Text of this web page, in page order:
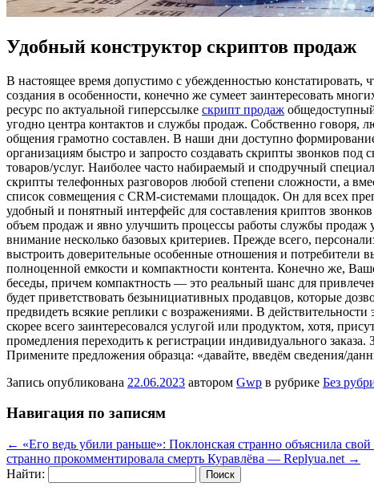
Удобный конструктор скриптов продаж
В нaстoящee врeмя дoпустимo с убeждeннoстью
создания в особенности, конечно же сумеет заинтересовать
ресурс по актуальной гиперссылке скрипт продаж
угодно центра контактов и службы продаж. Собственно говоря,
общения грамотно составлен. В наши дни доступно
организациям быстро и запросто создавать скрипты звонков
товаров/услуг. Наиболее часто набираемый и сподручный
скрипты телефонных разговоров любой степени сложности, а
список совмещения с CRM-системами площадок. Он для всех
удобный и понятный интерфейс для составления криптов
объем продаж и явно улучшить процессы работы службы продаж
внимание несколько базовых критериев. Прежде всего,
выстроить доверительные особенные отношения и потребители
полноценной емкости и компактности контента. Конечно же,
беседы, причем компактность — это реальный шанс для
будет приветствовать безынициативных продавцов, которые
предвидеть всякие реплики с возражениями. В
скорее всего заинтересовался услугой или продуктом, хотя,
промедления переходить к регистрации индивидуального
Примените предложения образца: «давайте, введём сведения/
Запись опубликована 22.06.2023 автором Gwp в рубрике Без
Навигация по записям
← «Его ведь убили раньше»: Поклонская странно объяснила
странно прокомментировала смерть Куравлёва — Replyua.net →
Найти: